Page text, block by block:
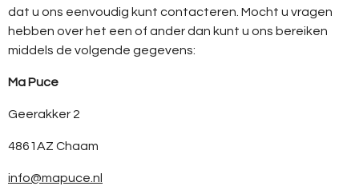
dat u ons eenvoudig kunt contacteren. Mocht u vragen
hebben over het een of ander dan kunt u ons bereiken
middels de volgende gegevens:
Ma Puce
Geerakker 2
4861AZ Chaam
info@mapuce.nl